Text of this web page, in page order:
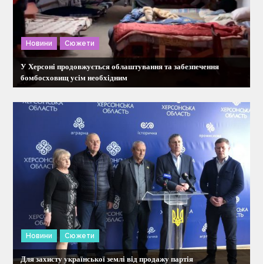
з
а
п
и
і
Новини Сюжети
У Херсоні продовжується облаштування та забезпечення
бомбосховищ усім необхідним
Новини Сюжети
Для захисту української землі від продажу партія